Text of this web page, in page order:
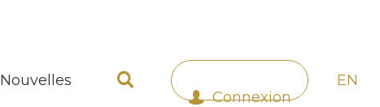
Nouvelles
Connexion
EN